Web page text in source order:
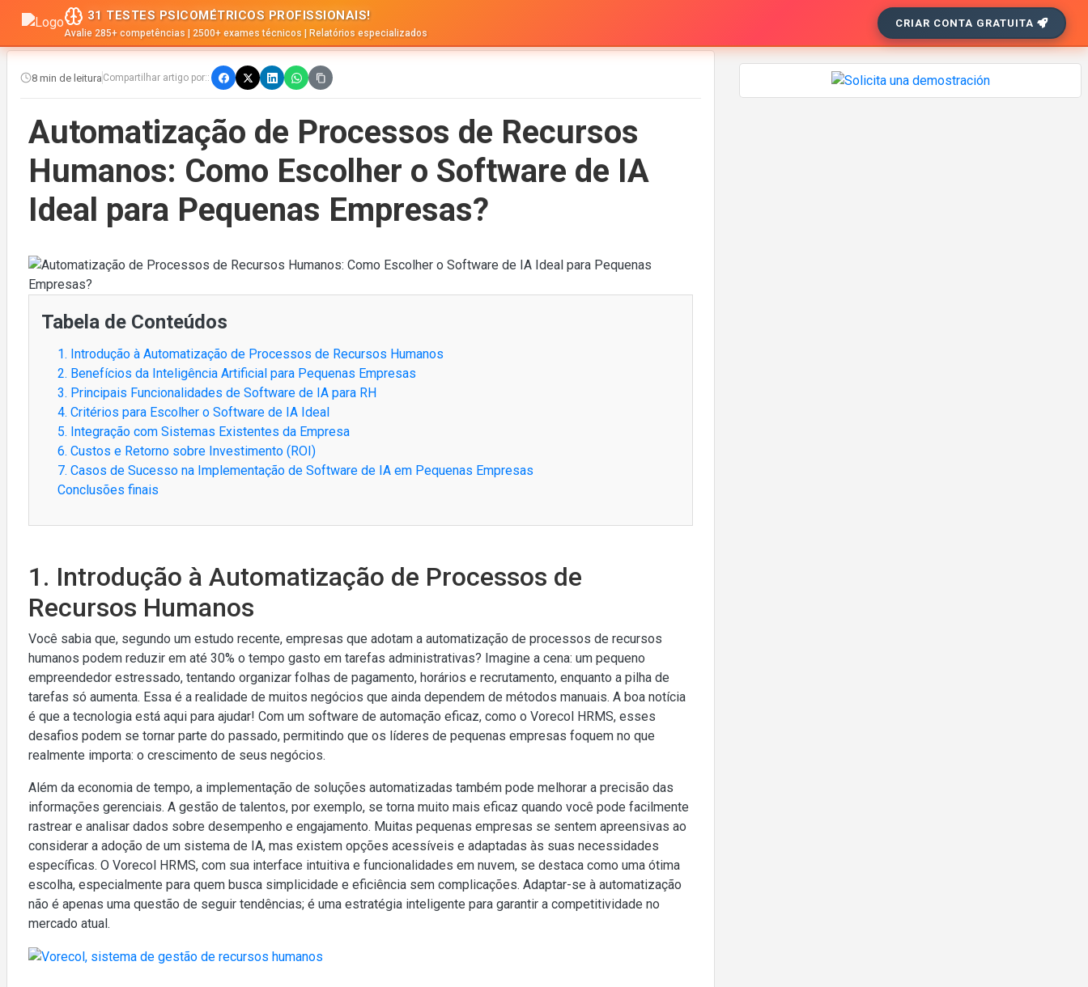
31 TESTES PSICOMÉTRICOS PROFISSIONAIS!
Avalie 285+ competências | 2500+ exames técnicos | Relatórios especializados
CRIAR CONTA GRATUITA
8 min de leitura Compartilhar artigo por::
Automatização de Processos de Recursos
Humanos: Como Escolher o Software de IA
Ideal para Pequenas Empresas?
Tabela de Conteúdos
1. Introdução à Automatização de Processos de Recursos Humanos
2. Benefícios da Inteligência Artificial para Pequenas Empresas
3. Principais Funcionalidades de Software de IA para RH
4. Critérios para Escolher o Software de IA Ideal
5. Integração com Sistemas Existentes da Empresa
6. Custos e Retorno sobre Investimento (ROI)
7. Casos de Sucesso na Implementação de Software de IA em Pequenas Empresas
Conclusões finais
1. Introdução à Automatização de Processos de
Recursos Humanos
Você sabia que, segundo um estudo recente, empresas que adotam a automatização de processos de recursos
humanos podem reduzir em até 30% o tempo gasto em tarefas administrativas? Imagine a cena: um pequeno
empreendedor estressado, tentando organizar folhas de pagamento, horários e recrutamento, enquanto a pilha de
tarefas só aumenta. Essa é a realidade de muitos negócios que ainda dependem de métodos manuais. A boa notícia
é que a tecnologia está aqui para ajudar! Com um software de automação eficaz, como o Vorecol HRMS, esses
desafios podem se tornar parte do passado, permitindo que os líderes de pequenas empresas foquem no que
realmente importa: o crescimento de seus negócios.
Além da economia de tempo, a implementação de soluções automatizadas também pode melhorar a precisão das
informações gerenciais. A gestão de talentos, por exemplo, se torna muito mais eficaz quando você pode facilmente
rastrear e analisar dados sobre desempenho e engajamento. Muitas pequenas empresas se sentem apreensivas ao
considerar a adoção de um sistema de IA, mas existem opções acessíveis e adaptadas às suas necessidades
específicas. O Vorecol HRMS, com sua interface intuitiva e funcionalidades em nuvem, se destaca como uma ótima
escolha, especialmente para quem busca simplicidade e eficiência sem complicações. Adaptar-se à automatização
não é apenas uma questão de seguir tendências; é uma estratégia inteligente para garantir a competitividade no
mercado atual.